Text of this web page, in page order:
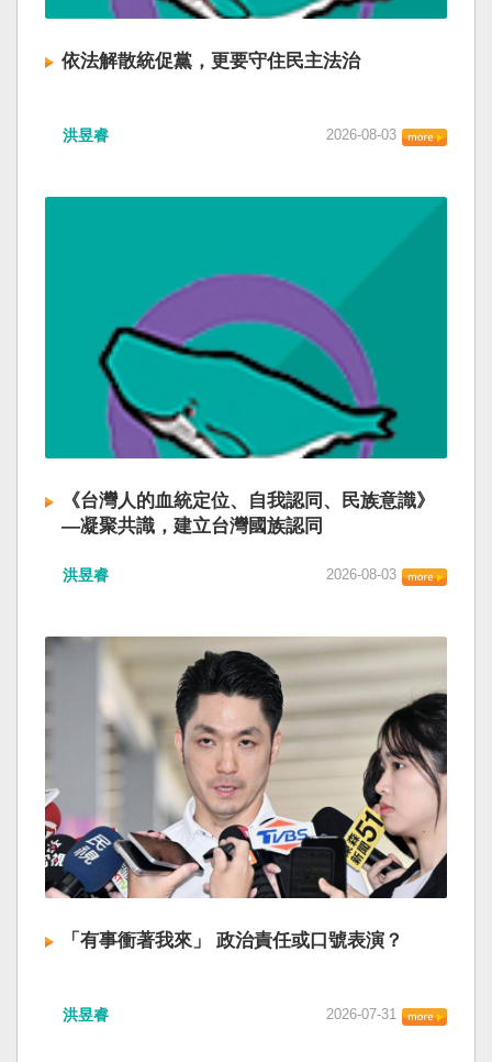
依法解散統促黨，更要守住民主法治
洪昱睿 2026-08-03
《台灣人的血統定位、自我認同、民族意識》
—凝聚共識，建立台灣國族認同
洪昱睿 2026-08-03
「有事衝著我來」 政治責任或口號表演？
洪昱睿 2026-07-31